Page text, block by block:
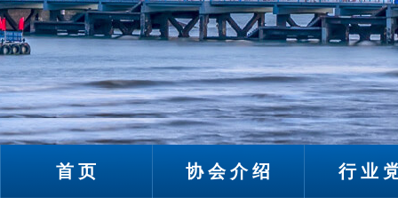
首页 协会介绍 行业